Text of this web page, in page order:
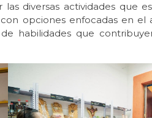
diversas actividades que
opciones enfocadas en el
habilidades que